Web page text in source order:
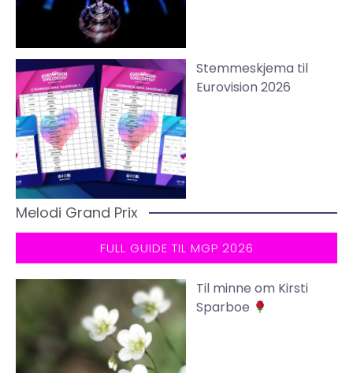
Stemmeskjema til
Eurovision 2026
Melodi Grand Prix
FULL GUIDE TIL MGP 2026
Til minne om Kirsti
Sparboe